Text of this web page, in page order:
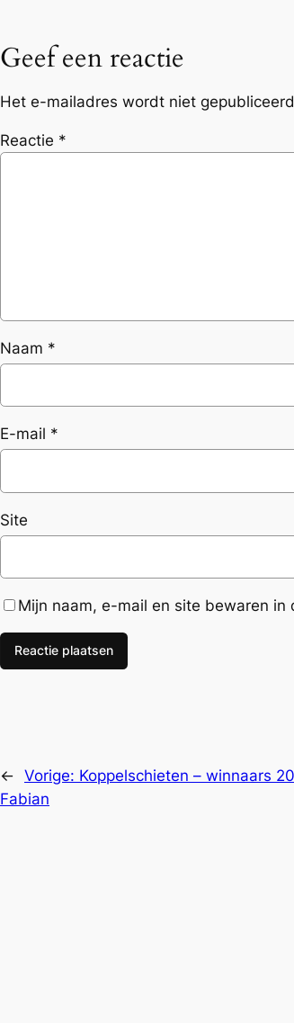
Geef een reactie
Het e-mailadres wordt niet
Reactie *
Naam *
E-mail *
Site
Mijn naam, e-mail en site bewaren
← Vorige: Koppelschieten – winnaars
Fabian